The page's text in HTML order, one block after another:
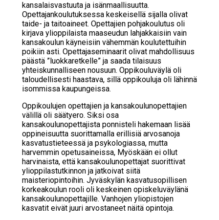
kansalaisvastuuta ja isänmaallisuutta.
Opettajankoulutuksessa keskeisellä sijalla olivat
taide- ja taitoaineet. Opettajien pohjakoulutus oli
kirjava ylioppilaista maaseudun lahjakkaisiin vain
kansakoulun käyneisiin vähemmän koulutettuihin
poikiin asti. Opettajaseminaarit olivat mahdollisuus
päästä ”luokkaretkelle” ja saada tilaisuus
yhteiskunnalliseen nousuun. Oppikouluväylä oli
taloudellisesti haastava, sillä oppikouluja oli lähinnä
isommissa kaupungeissa.
Oppikoulujen opettajien ja kansakoulunopettajien
välillä oli säätyero. Siksi osa
kansakoulunopettajista ponnisteli hakemaan lisää
oppineisuutta suorittamalla erillisiä arvosanoja
kasvatustieteessä ja psykologiassa, mutta
harvemmin opetusaineissa, Myöskään ei ollut
harvinaista, että kansakoulunopettajat suorittivat
ylioppilastutkinnon ja jatkoivat siitä
maisteriopintoihin. Jyväskylän kasvatusopillisen
korkeakoulun rooli oli keskeinen opiskeluväylänä
kansakoulunopettajille. Vanhojen yliopistojen
kasvatit eivät juuri arvostaneet näitä opintoja.